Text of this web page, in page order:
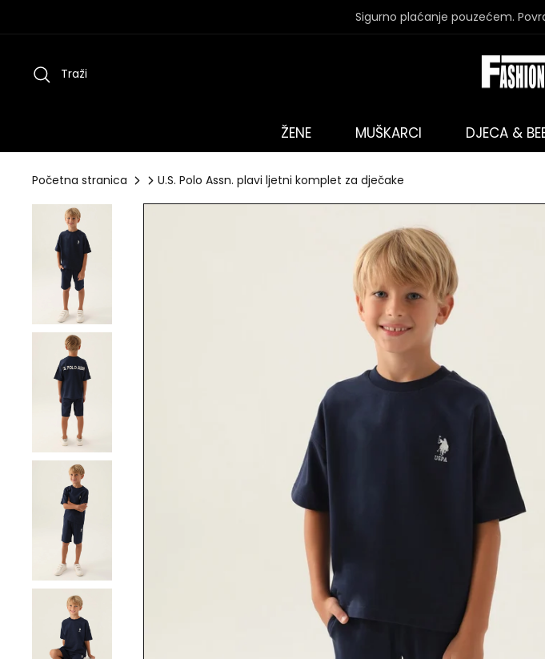
Sigurno plaćanje pouzećem.
Traži
ŽENE MUŠKARCI DJECA &
Početna stranica U.S. Polo Assn. plavi ljetni komplet za dječake